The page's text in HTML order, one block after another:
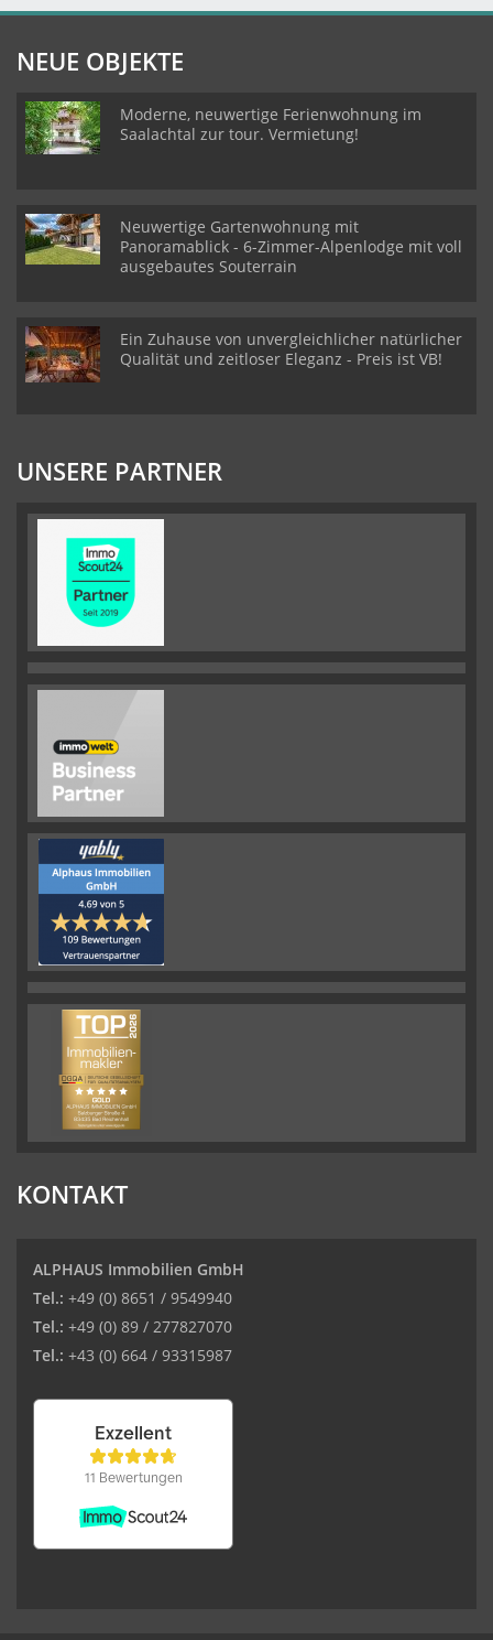
NEUE OBJEKTE
Moderne, neuwertige Ferienwohnung im
Saalachtal zur tour. Vermietung!
Neuwertige Gartenwohnung mit
Panoramablick - 6-Zimmer-Alpenlodge mit voll
ausgebautes Souterrain
Ein Zuhause von unvergleichlicher natürlicher
Qualität und zeitloser Eleganz - Preis ist VB!
UNSERE PARTNER
KONTAKT
ALPHAUS Immobilien GmbH
Tel.: +49 (0) 8651 / 9549940
Tel.: +49 (0) 89 / 277827070
Tel.: +43 (0) 664 / 93315987